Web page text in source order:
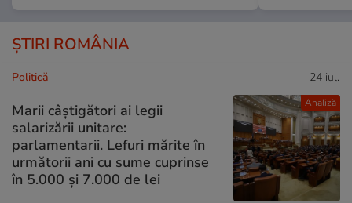
ȘTIRI ROMÂNIA
Analiză
Politică 24 iul.
Marii câștigători ai legii
salarizării unitare:
parlamentarii. Lefuri mărite în
următorii ani cu sume cuprinse
în 5.000 și 7.000 de lei